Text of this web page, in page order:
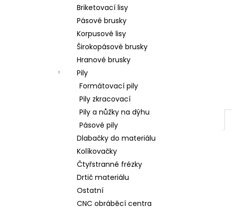
Briketovací lisy
Pásové brusky
Korpusové lisy
Širokopásové brusky
Hranové brusky
Pily
Formátovací pily
Pily zkracovací
Pily a nůžky na dýhu
Pásové pily
Dlabačky do materiálu
Kolíkovačky
Čtyřstranné frézky
Drtič materiálu
Ostatní
CNC obráběcí centra